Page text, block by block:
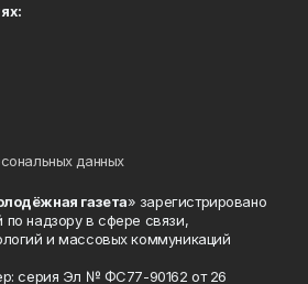
данных
газета» зарегистрировано
надзору в сфере связи,
и массовых коммуникаций
серия Эл № ФС77-90162 от 26